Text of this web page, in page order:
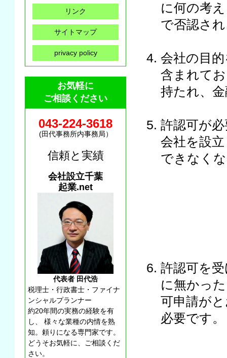
に何の考
で否認さ
会社の目
含まれて
持たれ、
許認可が
会社を設
できなく
許認可を
に無かっ
可申請が
必要です。
リンク
サイトマップ
privacy policy
お気軽に
ご相談ください
043-224-3618
(田代事務所内事務局）
信頼と実績
会社設立千葉
起業.net
代表者 田代浩
税理士・行政書士・ファイナ
ンシャルプランナー
約20年間の実務の経験を有
し、 様々な業種の内情を熟
知。頼りになる専門家です。
どうそお気軽に、ご相談くだ
さい。